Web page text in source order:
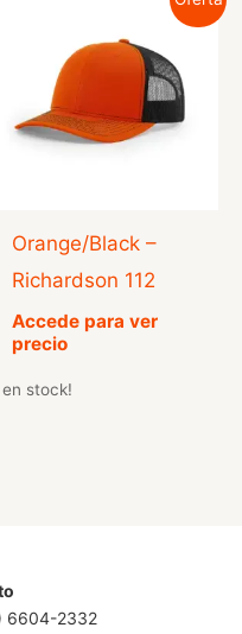
Orange/Black –
Richardson 112
Accede para ver
precio
en stock!
6604-2332